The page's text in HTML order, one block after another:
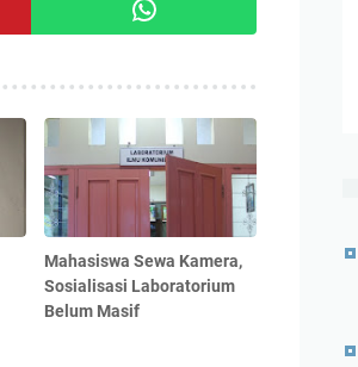
Mahasiswa Sewa Kamera,
Sosialisasi Laboratorium
Belum Masif